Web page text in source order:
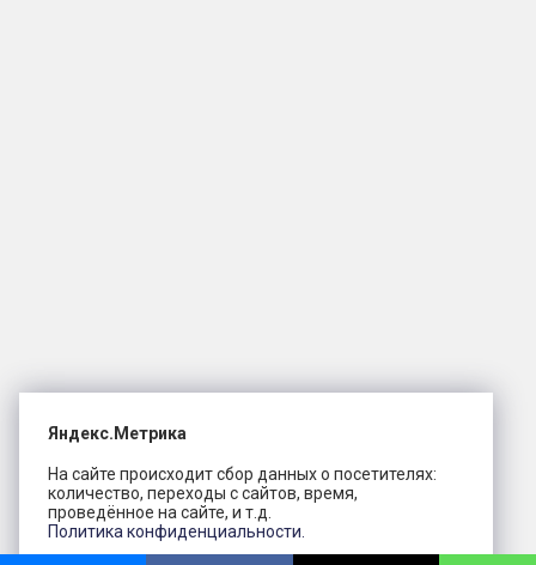
Яндекс.Метрика
На сайте происходит сбор данных о посетителях:
количество, переходы с сайтов, время,
проведённое на сайте, и т.д.
Политика конфиденциальности.